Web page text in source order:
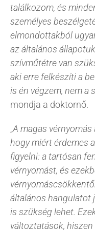
találkozom, és
személyes
elmondottakból
az általános
szívműtétre van
aki erre felkészíti a
is én végzem, nem a
mondja a doktornő.
„A magas vérnyomás
hogy miért érdemes
figyelni: a tartósan
vérnyomást, és
általános hangulatot
is szükség lehet.
változtatások,